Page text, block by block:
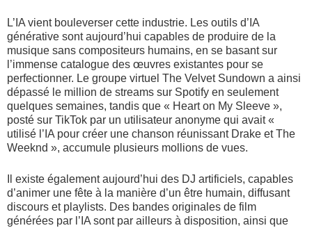
L’IA vient bouleverser cette industrie. Les outils d’IA
générative sont aujourd’hui capables de produire de la
musique sans compositeurs humains, en se basant sur
l’immense catalogue des œuvres existantes pour se
perfectionner. Le groupe virtuel The Velvet Sundown a ainsi
dépassé le million de streams sur Spotify en seulement
quelques semaines, tandis que « Heart on My Sleeve »,
posté sur TikTok par un utilisateur anonyme qui avait «
utilisé l’IA pour créer une chanson réunissant Drake et The
Weeknd », accumule plusieurs mollions de vues.
Il existe également aujourd’hui des DJ artificiels, capables
d’animer une fête à la manière d’un être humain, diffusant
discours et playlists. Des bandes originales de film
générées par l’IA sont par ailleurs à disposition, ainsi que